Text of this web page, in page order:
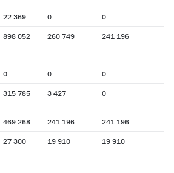
22 369 0 0
898 052 260 749 241 196
0 0 0
315 785 3 427 0
469 268 241 196 241 196
27 300 19 910 19 910